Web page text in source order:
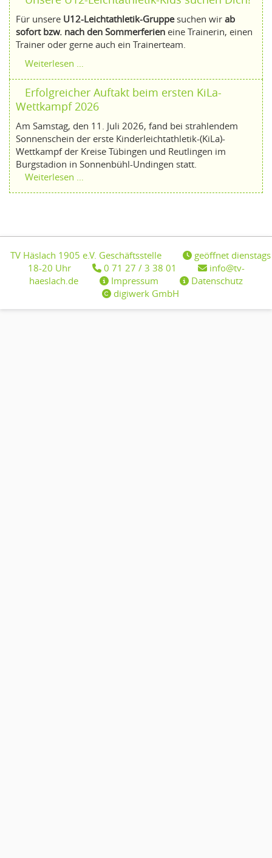
Für unsere U12-Leichtathletik-Gruppesuchen wir ab
sofort bzw. nach den Sommerferien eine Trainerin, einen
Trainer oder gerne auch ein Trainerteam.
Weiterlesen …
Erfolgreicher Auftakt beim ersten KiLa-
Wettkampf 2026
Am Samstag, den 11. Juli 2026, fand bei strahlendem
Sonnenschein der erste Kinderleichtathletik-(KiLa)-
Wettkampf der Kreise Tübingen und Reutlingen im
Burgstadion in Sonnenbühl-Undingen statt.
Weiterlesen …
TV Häslach 1905 e.V. Geschäftsstelle
geöffnet dienstags
18-20 Uhr
0 71 27 / 3 38 01
info@tv-
haeslach.de
Impressum
Datenschutz
digiwerk GmbH